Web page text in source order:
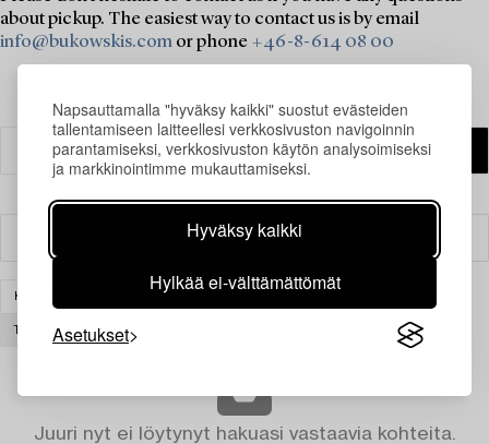
Napsauttamalla "hyväksy kaikki" suostut evästeiden
tallentamiseen laitteellesi verkkosivuston navigoinnin
parantamiseksi, verkkosivuston käytön analysoimiseksi
ja markkinointimme mukauttamiseksi.
Hyväksy kaikki
Hylkää ei-välttämättömät
Asetukset
about pickup. The easiest way to contact us is by email
info@bukowskis.com or phone +46-8-614 08 00
Suodatin
KALUSTEET HYLLYT & KIRJAHYLLYT
TYHJENNÄ KAIKKI
Juuri nyt ei löytynyt hakuasi vastaavia kohteita.